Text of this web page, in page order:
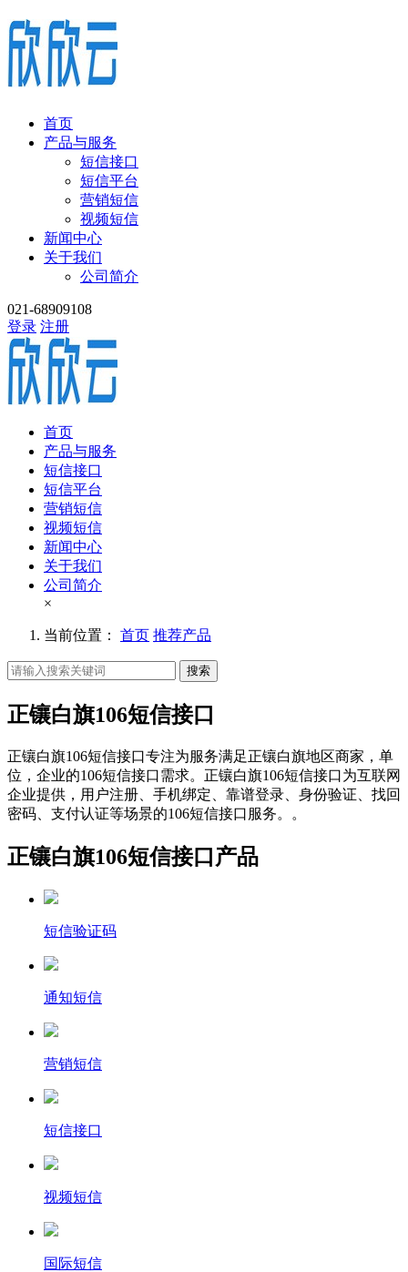
首页
产品与服务
短信接口
短信平台
营销短信
视频短信
新闻中心
关于我们
公司简介
021-68909108
登录 注册
首页
产品与服务
短信接口
短信平台
营销短信
视频短信
新闻中心
关于我们
公司简介
×
当前位置： 首页 推荐产品
搜索
正镶白旗106短信接口
正镶白旗106短信接口专注为服务满足正镶白旗地区商家，单
位，企业的106短信接口需求。正镶白旗106短信接口为互联网
企业提供，用户注册、手机绑定、靠谱登录、身份验证、找回
密码、支付认证等场景的106短信接口服务。。
正镶白旗106短信接口产品
短信验证码
通知短信
营销短信
短信接口
视频短信
国际短信